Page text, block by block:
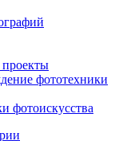
фототехники
фотоискусства